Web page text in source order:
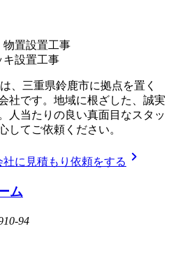
物置設置工事
キ設置工事
、三重県鈴鹿市に拠点を置く
社です。地域に根ざした、誠実
人当たりの良い真面目なスタッ
してご依頼ください。
社に見積もり依頼をする chevron_right
ム
94